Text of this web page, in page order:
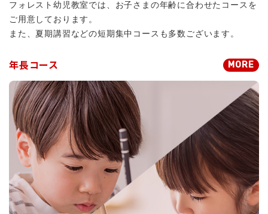
百合・光塩・洗足・ 筑波（国立）など）
（B） 基礎力重視特訓 （全2回）
13：40
参考の学校：宝仙・西武文理 ・聖心・豊
明・東洋英和・女学館・川村・淑徳・さとえ
・赤羽星美・聖学院・学芸大泉 小金井な
ど。
（C）行動観察重視特訓 （全2回）
6月28日（日） ７月5日（日） 13：50～
15：20
フォレスト幼児教室では、お子さまの年齢に合わせたコースを
ご用意しております。
また、夏期講習などの短期集中コースも多数ございます。
年長コース MORE